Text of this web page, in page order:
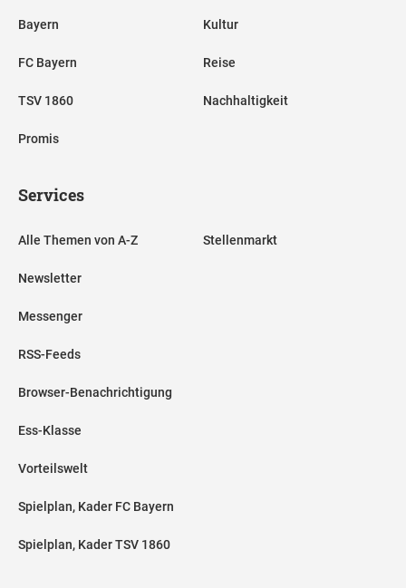
Bayern
FC Bayern
TSV 1860
Promis
Kultur
Reise
Nachhaltigkeit
Services
Alle Themen von A-Z
Newsletter
Messenger
RSS-Feeds
Browser-Benachrichtigung
Ess-Klasse
Vorteilswelt
Spielplan, Kader FC Bayern
Spielplan, Kader TSV 1860
Stellenmarkt